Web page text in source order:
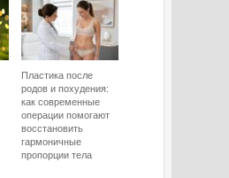
Пластика после
родов и похудения:
как современные
операции помогают
восстановить
гармоничные
пропорции тела